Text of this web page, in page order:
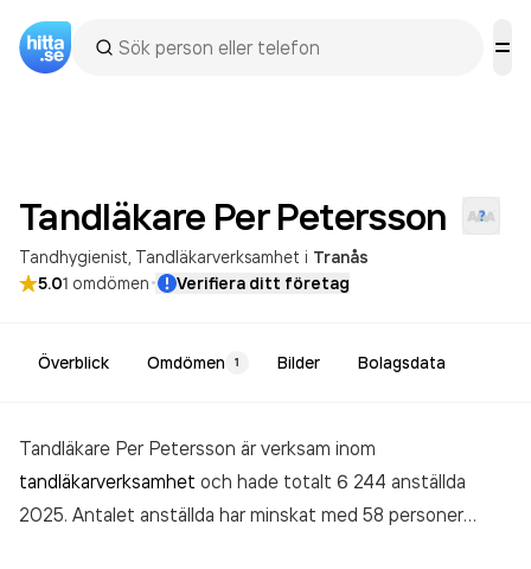
Tandläkare PerPetersson
Tandhygienist Tandläkarverksamhet i Tranås
5.01 omdömen· Verifiera ditt företag
Överblick Omdömen 1 Bilder Bolagsdata
Tandläkare Per Petersson är verksam inom
tandläkarverksamhet och hade totalt 6 244 anställda
2025. Antalet anställda har minskat med 58 personer